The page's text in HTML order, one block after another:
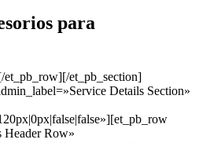
para
et_pb_section]
Details Section»
Header Row»